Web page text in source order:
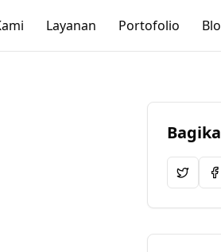
Layanan Portofolio